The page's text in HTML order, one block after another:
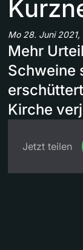
Mo 28. Juni 2021,
Mehr
Schweine
Kirche
Jetzt teilen